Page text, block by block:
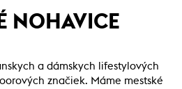
NOHAVICE
a dámskych lifestylových
značiek. Máme mestské